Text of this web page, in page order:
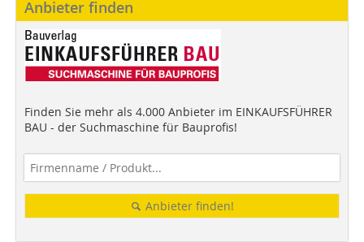
Anbieter finden
Finden Sie mehr als 4.000 Anbieter im EINKAUFSFÜHRER
BAU - der Suchmaschine für Bauprofis!
Anbieter finden!